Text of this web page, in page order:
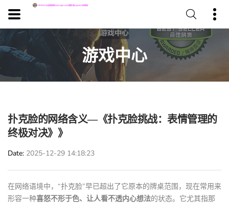
游戏中心
扑克脸的网络含义—《扑克脸挑战：表情管理的
终极对决》》
Date 2025-12-29 14:18:23
在网络语境中，“扑克脸”早已超出了它原本的牌桌范围，现在常用来
形容一种喜怒不形于色、让人看不透内心想法的状态。它尤其指那